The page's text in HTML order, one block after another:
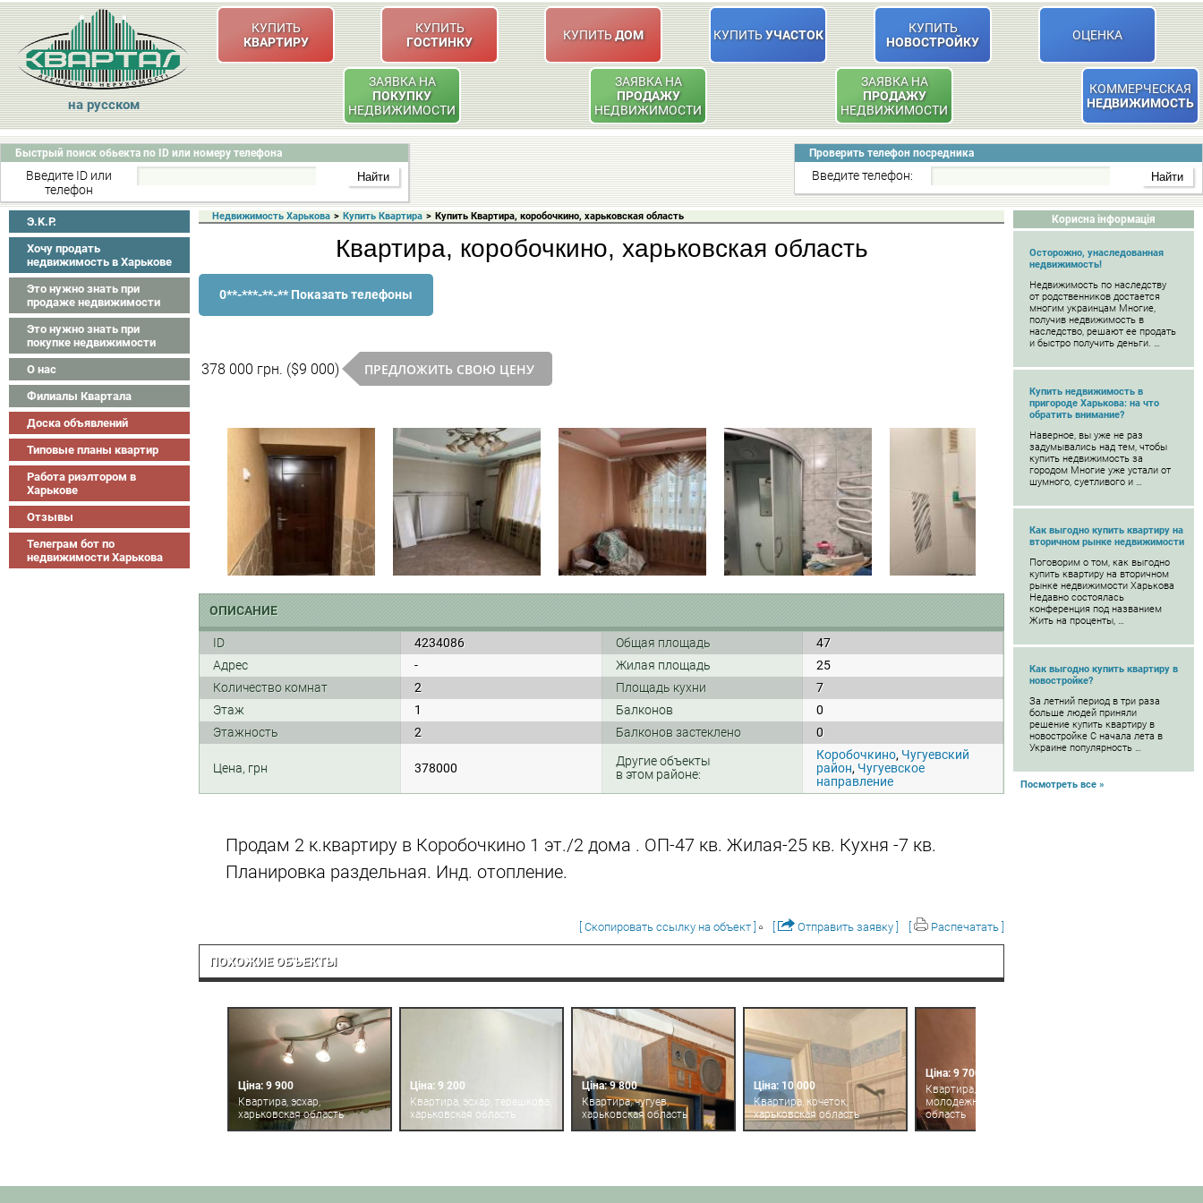
на русском
КУПИТЬ
КВАРТИРУ
КУПИТЬ
ГОСТИНКУ
КУПИТЬДОМ КУПИТЬУЧАСТОК
КУПИТЬ
НОВОСТРОЙКУ
ОЦЕНКА
ЗАЯВКА НА
ПОКУПКУ
НЕДВИЖИМОСТИ
ЗАЯВКА НА
ПРОДАЖУ
НЕДВИЖИМОСТИ
ЗАЯВКА НА
ПРОДАЖУ
НЕДВИЖИМОСТИ
КОММЕРЧЕСКАЯ
НЕДВИЖИМОСТЬ
Быстрый поиск обьекта по ID или номеру телефона
Введите ID или
телефон
Проверить телефон посредника
Введите телефон:
Э.K.P.
Хочу продать
недвижимость в Харькове
Это нужно знать при
продаже недвижимости
Это нужно знать при
покупке недвижимости
О нас
Филиалы Квартала
Доска объявлений
Типовые планы квартир
Работа риэлтором в
Харькове
Отзывы
Телеграм бот по
недвижимости Харькова
Корисна інформація
Осторожно, унаследованная
недвижимость!
Недвижимость по наследству
от родственников достается
многим украинцам Многие,
получив недвижимость в
наследство, решают ее продать
и быстро получить деньги. …
Купить недвижимость в
пригороде Харькова: на что
обратить внимание?
Наверное, вы уже не раз
задумывались над тем, чтобы
купить недвижимость за
городом Многие уже устали от
шумного, суетливого и …
Как выгодно купить квартиру на
вторичном рынке недвижимости
Поговорим о том, как выгодно
купить квартиру на вторичном
рынке недвижимости Харькова
Недавно состоялась
конференция под названием
Жить на проценты, …
Как выгодно купить квартиру в
новостройке?
За летний период в три раза
больше людей приняли
решение купить квартиру в
новостройке С начала лета в
Украине популярность …
Посмотреть все »
Недвижимость Харькова > Купить Квартира > Купить Квартира, коробочкино, харьковская область
Квартира, коробочкино, харьковская область
0**-***-**-** Показать телефоны
378 000 грн. ($9 000) ПРЕДЛОЖИТЬ СВОЮ ЦЕНУ
ОПИСАНИЕ
ID 4234086 Общая площадь
47
Адрес
- Жилая площадь
25
Количество комнат
2 Площадь кухни
7
Этаж
1 Балконов
0
Этажность
2 Балконов застеклено 0
Цена, грн 378000
Другие объекты
в этом районе:
Коробочкино, Чугуевский
район, Чугуевское
направление
Продам 2 к.квартиру в Коробочкино 1 эт./2 дома . ОП-47 кв. Жилая-25 кв. Кухня -7 кв.
Планировка раздельная. Инд. отопление.
[ Скопировать ссылку на объект ] Отправить заявку ] Распечатать ]
ПОХОЖИЕ ОБЪЕКТЫ
Ціна: 9 900
Квартира, эсхар,
харьковская область
Ціна: 9 200
Квартира, эсхар, терешкова,
харьковская область
Ціна: 9 800
Квартира, чугуев,
харьковская область
Ціна: 10 000
Квартира, кочеток,
харьковская область
Ціна: 9 700
Квартира, эсхар,
молодежная, харьковская
область